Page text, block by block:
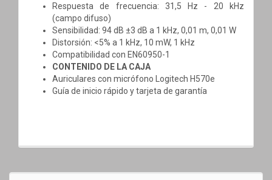
Respuesta de frecuencia: 31,5 Hz - 20 kHz
(campo difuso)
Sensibilidad: 94 dB ±3 dB a 1 kHz, 0,01 m, 0,01 W
Distorsión: <5% a 1 kHz, 10 mW, 1 kHz
Compatibilidad con EN60950-1
CONTENIDO DE LA CAJA
Auriculares con micrófono Logitech H570e
Guía de inicio rápido y tarjeta de garantía